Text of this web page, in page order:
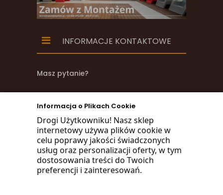
Informacja o Plikach Cookie
Drogi Użytkowniku! Nasz sklep
internetowy używa plików cookie w
celu poprawy jakości świadczonych
usług oraz personalizacji oferty, w tym
dostosowania treści do Twoich
preferencji i zainteresowań.
INFORMACJE KONTAKTOWE
Masz pytanie?
zadzwoń
668 470 038
660 072 042
lub napisz:
biuro@woodmarket.pl